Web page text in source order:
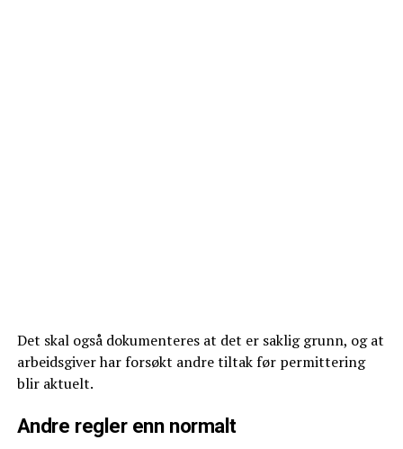
Det skal også dokumenteres at det er saklig grunn, og at
arbeidsgiver har forsøkt andre tiltak før permittering
blir aktuelt.
Andre regler enn normalt